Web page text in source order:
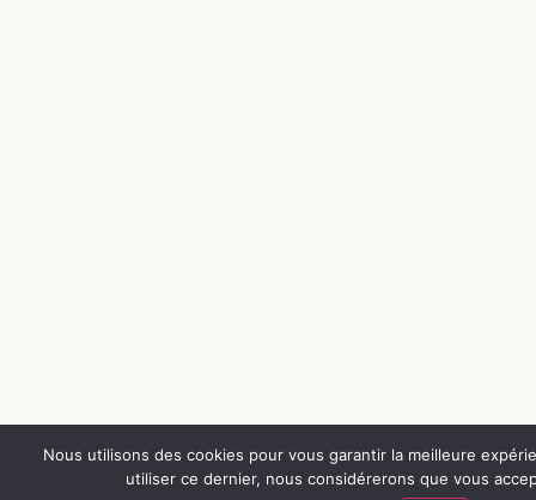
Nous utilisons des cookies pour vous garantir la meilleure
utiliser ce dernier, nous considérerons que vous